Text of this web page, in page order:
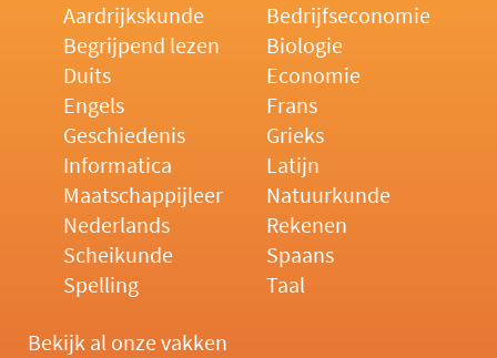
Aardrijkskunde
Bedrijfseconomie
Begrijpend lezen
Biologie
Duits
Economie
Engels
Frans
Geschiedenis
Grieks
Informatica
Latijn
Maatschappijleer
Natuurkunde
Nederlands
Rekenen
Scheikunde
Spaans
Spelling
Taal
Bekijk al onze vakken